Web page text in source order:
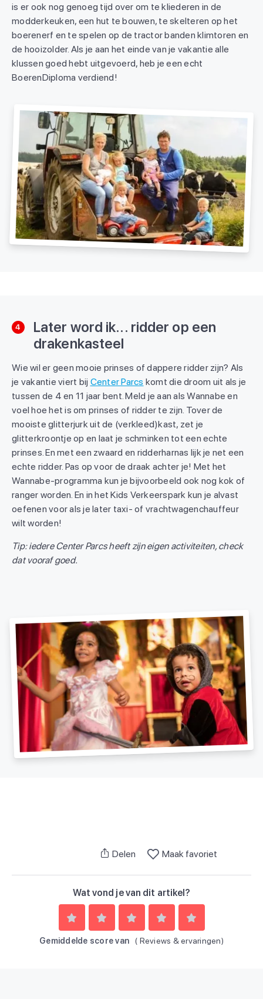
is er ook nog genoeg tijd over om te kliederen in de
modderkeuken, een hut te bouwen, te skelteren op het
boerenerf en te spelen op de tractor banden klimtoren en
de hooizolder. Als je aan het einde van je vakantie alle
klussen goed hebt uitgevoerd, heb je een echt
BoerenDiploma verdiend!
4
Later word ik... ridder op een
drakenkasteel
Wie wil er geen mooie prinses of dappere ridder zijn? Als
je vakantie viert bij Center Parcs komt die droom uit als je
tussen de 4 en 11 jaar bent. Meld je aan als Wannabe en
voel hoe het is om prinses of ridder te zijn. Tover de
mooiste glitterjurk uit de (verkleed)kast, zet je
glitterkroontje op en laat je schminken tot een echte
prinses. En met een zwaard en ridderharnas lijk je net een
echte ridder. Pas op voor de draak achter je! Met het
Wannabe-programma kun je bijvoorbeeld ook nog kok of
ranger worden. En in het Kids Verkeerspark kun je alvast
oefenen voor als je later taxi- of vrachtwagenchauffeur
wilt worden!
Tip: iedere Center Parcs heeft zijn eigen activiteiten, check
dat vooraf goed.
Delen Maak favoriet
Wat vond je van dit artikel?
Gemiddelde score van ( Reviews & ervaringen)